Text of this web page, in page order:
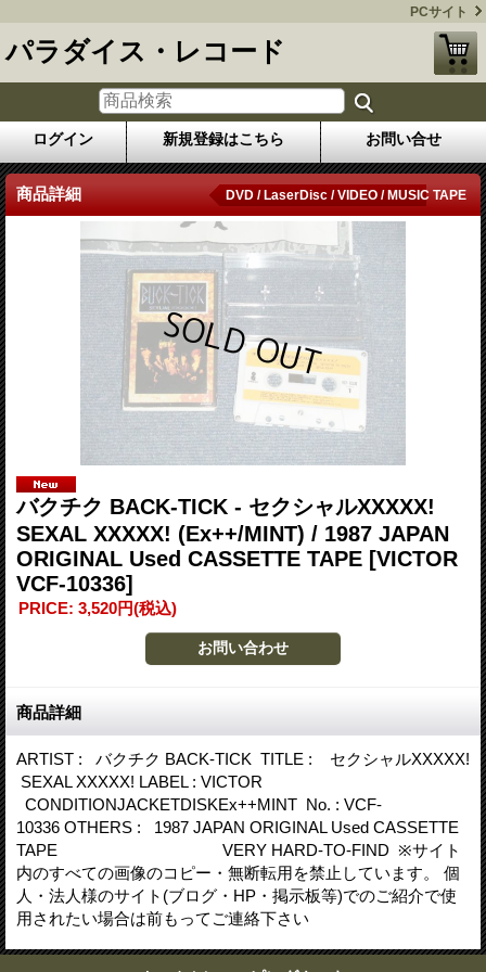
PCサイト
パラダイス・レコード
ログイン 新規登録はこちら お問い合せ
商品詳細 DVD / LaserDisc / VIDEO / MUSIC TAPE
バクチク BACK-TICK - セクシャルXXXXX!
SEXAL XXXXX! (Ex++/MINT) / 1987 JAPAN
ORIGINAL Used CASSETTE TAPE [VICTOR
VCF-10336]
PRICE: 3,520円(税込)
商品詳細
ARTIST : バクチク BACK-TICK TITLE : セクシャルXXXXX!
SEXAL XXXXX! LABEL : VICTOR
CONDITIONJACKETDISKEx++MINT No. : VCF-
10336 OTHERS : 1987 JAPAN ORIGINAL Used CASSETTE
TAPE VERY HARD-TO-FIND ※サイト
内のすべての画像のコピー・無断転用を禁止しています。 個
人・法人様のサイト(ブログ・HP・掲示板等)でのご紹介で使
用されたい場合は前もってご連絡下さい